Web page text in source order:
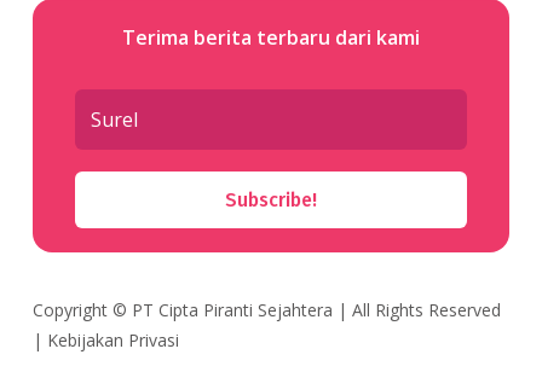
Terima berita terbaru dari kami
Subscribe!
Copyright © PT Cipta Piranti Sejahtera | All Rights Reserved
| Kebijakan Privasi